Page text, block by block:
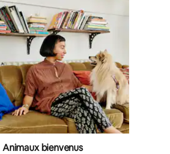
Animaux bienvenus